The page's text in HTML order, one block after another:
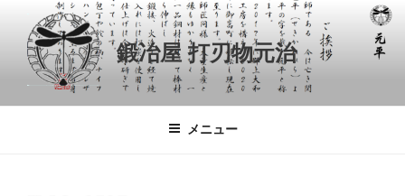
鍛冶屋 打刃物元治
メニュー